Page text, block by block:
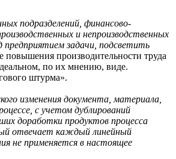
подразделений, финансово-
и непроизводственных
предприятием задачи, подсветить
производительности труда
по их мнению, виде.
штурма».
изменения документа, материала,
с учетом дублирований
доработки продуктов процесса
отвечает каждый линейный
не применяется в настоящее